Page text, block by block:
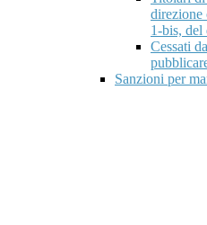
direzione
1-bis, del
Cessati
Sanzioni per